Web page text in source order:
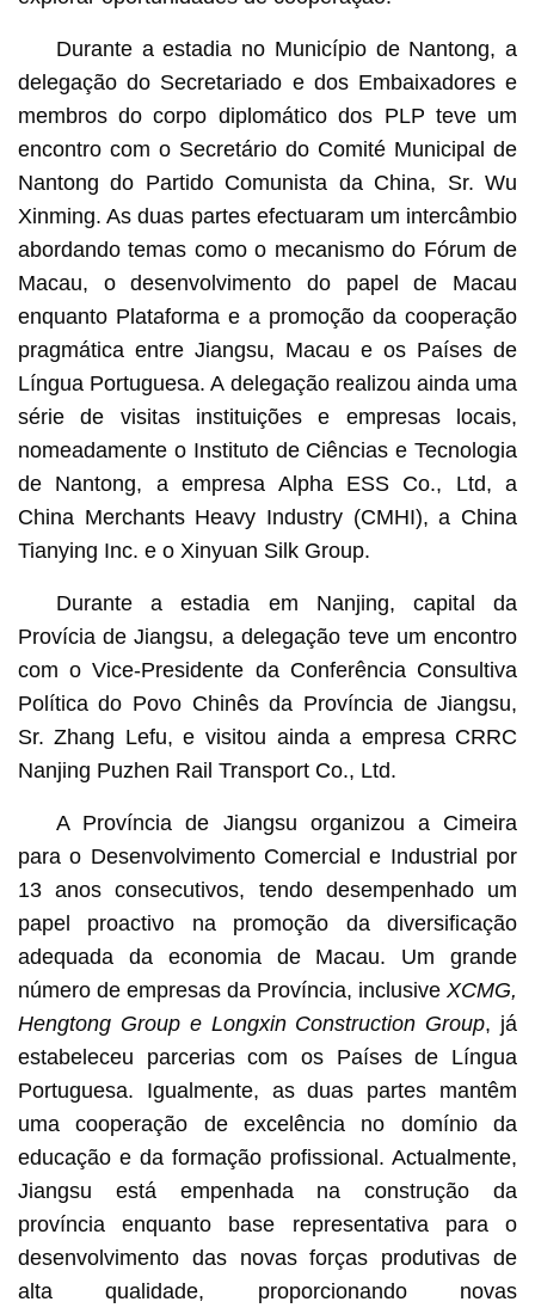
Durante a estadia no Município de Nantong, a
delegação do Secretariado e dos Embaixadores e
membros do corpo diplomático dos PLP teve um
encontro com o Secretário do Comité Municipal de
Nantong do Partido Comunista da China, Sr. Wu
Xinming. As duas partes efectuaram um intercâmbio
abordando temas como o mecanismo do Fórum de
Macau, o desenvolvimento do papel de Macau
enquanto Plataforma e a promoção da cooperação
pragmática entre Jiangsu, Macau e os Países de
Língua Portuguesa. A delegação realizou ainda uma
série de visitas instituições e empresas locais,
nomeadamente o Instituto de Ciências e Tecnologia
de Nantong, a empresa Alpha ESS Co., Ltd, a
China Merchants Heavy Industry (CMHI), a China
Tianying Inc. e o Xinyuan Silk Group.
Durante a estadia em Nanjing, capital da
Provícia de Jiangsu, a delegação teve um encontro
com o Vice-Presidente da Conferência Consultiva
Política do Povo Chinês da Província de Jiangsu,
Sr. Zhang Lefu, e visitou ainda a empresa CRRC
Nanjing Puzhen Rail Transport Co., Ltd.
A Província de Jiangsu organizou a Cimeira
para o Desenvolvimento Comercial e Industrial por
13 anos consecutivos, tendo desempenhado um
papel proactivo na promoção da diversificação
adequada da economia de Macau. Um grande
número de empresas da Província, inclusiveXCMG,
Hengtong Group e Longxin Construction Group, já
estabeleceu parcerias com os Países de Língua
Portuguesa. Igualmente, as duas partes mantêm
uma cooperação de excelência no domínio da
educação e da formação profissional. Actualmente,
Jiangsu está empenhada na construção da
província enquanto base representativa para o
desenvolvimento das novas forças produtivas de
alta qualidade, proporcionando novas